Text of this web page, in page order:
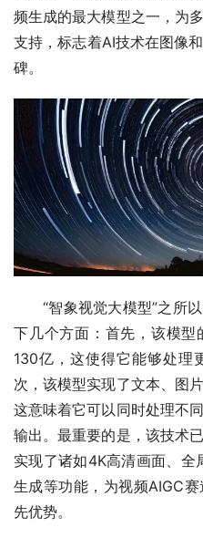
频生成的最大模型之一，为
支持，标志着AI技术在图像
碑。
“智象视觉大模型”之所
下几个方面：首先，该模
130亿，这使得它能够处理
次，该模型实现了文本、图
这意味着它可以同时处理不
输出。最重要的是，该技术
实现了诸如4K高清画面、
生成等功能，为视频AIGC
先优势。